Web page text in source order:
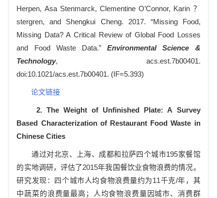
Herpen, Asa Stenmarck, Clementine O’Connor, Karin ？
stergren, and Shengkui Cheng. 2017. “Missing Food,
Missing Data? A Critical Review of Global Food Losses
and Food Waste Data.”Environmental Science &
Technology, acs.est.7b00401.
doi:10.1021/acs.est.7b00401. (IF=5.393)
论文链接
2. The Weight of Unfinished Plate: A Survey
Based Characterization of Restaurant Food Waste in
Chinese Cities
通过对北京、上海、成都和拉萨四个城市195家餐馆
的实地调研，评估了2015年我国餐饮业食物浪费的情况。
研究发现：四个城市人均食物浪费量约为11千克/年，其
中蔬菜的浪费量最高；人均食物浪费量因城市、消费群